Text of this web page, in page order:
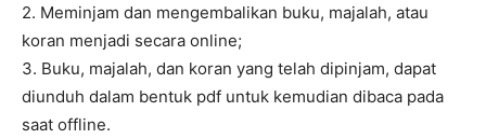
2. Meminjam dan mengembalikan buku, majalah, atau
koran menjadi secara online;
3. Buku, majalah, dan koran yang telah dipinjam, dapat
diunduh dalam bentuk pdf untuk kemudian dibaca pada
saat offline.